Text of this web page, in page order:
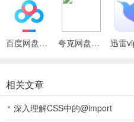
百度网盘绿色免安装Pc电脑版 夸克网盘官方正式版
相关文章
深入理解CSS中的@import